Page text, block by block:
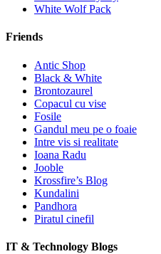
White Wolf Pack
Friends
Antic Shop
Black & White
Brontozaurel
Copacul cu vise
Fosile
Gandul meu pe o foaie
Intre vis si realitate
Ioana Radu
Jooble
Krossfire’s Blog
Kundalini
Pandhora
Piratul cinefil
IT & Technology Blogs